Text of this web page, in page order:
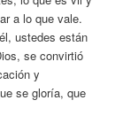
a lo que vale.
ustedes están
se convirtió
y
se gloría, que